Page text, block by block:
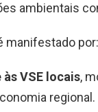
ambientais
manifestado por:
às VSE locais,
regional.